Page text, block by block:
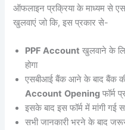
ऑफलाइन प्रक्रिया के माध्यम से
खुलवाएं जो कि, इस प्रकार से-
PPF Account खुलवाने के
होगा
एसबीआई बैंक आने के बाद बैंक की
Account Opening फॉर्म
इसके बाद इस फॉर्म में मांगी गई
सभी जानकारी भरने के बाद